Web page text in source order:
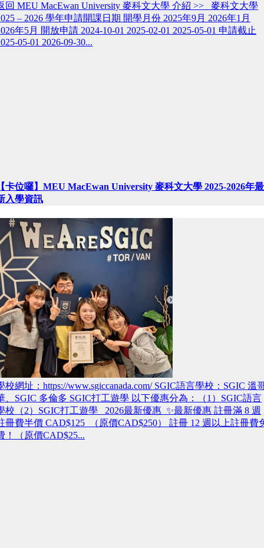
回 MEU MacEwan University 麥科文大學 介紹 >> 麥科文大學
– 2026 學年申請開課日期 開學月份 2025年9月 2026年1月
年5月 開放申請 2024-10-01 2025-02-01 2025-05-01 申請截止
05-01 2026-09-30...
卡位囉】MEU MacEwan University 麥科文大學 2025-2026年最
入學資訊
校網址：https://www.sgiccanada.com/ SGIC語言學校：SGIC 溫
、SGIC 多倫多 SGIC打工遊學 以下優惠分為：（1）SGIC語言
校（2）SGIC打工遊學 2026最新優惠 ✨最新優惠 註冊滿 8 週
冊費半價 CAD$125 （原價CAD$250） 註冊 12 週以上註冊費
！（原價CAD$25...